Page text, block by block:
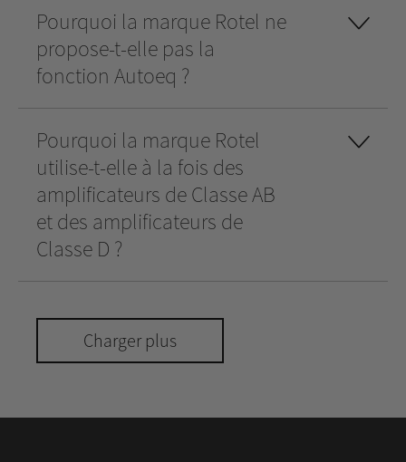
Pourquoi la marque Rotel ne
propose-t-elle pas la
fonction Autoeq ?
Pourquoi la marque Rotel
utilise-t-elle à la fois des
amplificateurs de Classe AB
et des amplificateurs de
Classe D ?
Charger plus